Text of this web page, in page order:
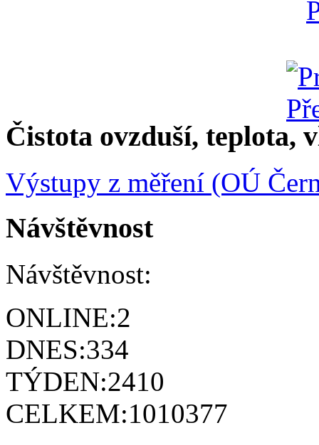
Čistota ovzduší, teplota,
Výstupy z měření (OÚ
Návštěvnost
Návštěvnost:
ONLINE:2
DNES:334
TÝDEN:2410
CELKEM:1010377